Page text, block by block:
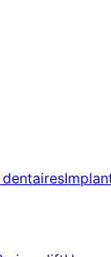
dentaires